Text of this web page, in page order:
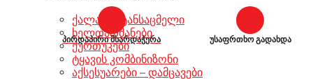
ქალაქის ტანსაცმელი
ხელთათმანები
ქურთუკები
ტყავის კომბინიზონი
აქსესუარები – დამცავები
პირდაპირი მხარდაჭერა უსაფრთხო გადახდა